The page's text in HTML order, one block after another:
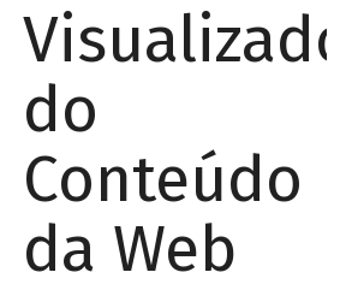
Visualizador
do
Conteúdo
da Web